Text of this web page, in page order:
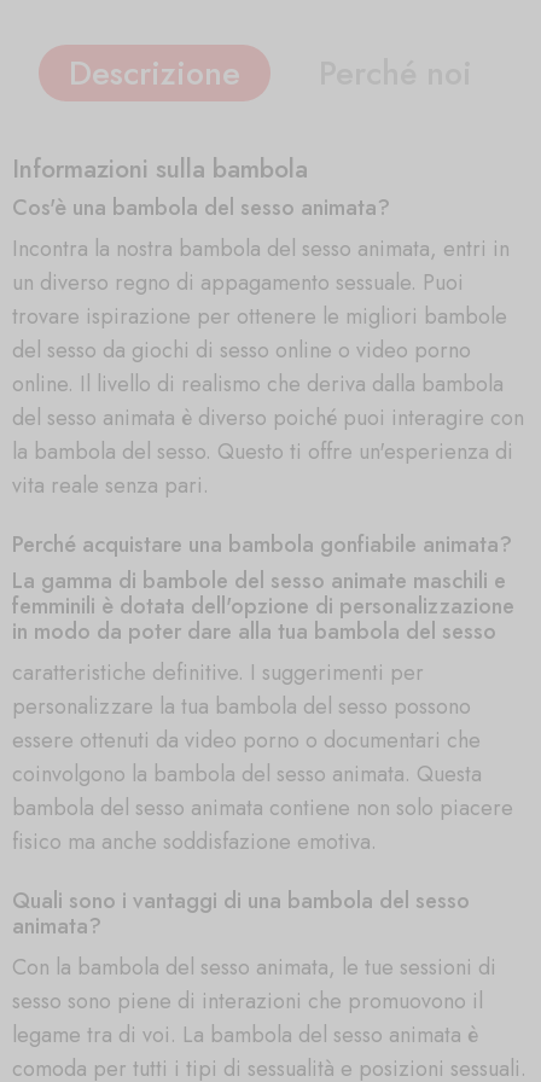
Descrizione
Informazioni sulla bambola
Cos'è una bambola del sesso animata?
Incontra la nostra bambola del sesso animata, entri in
un diverso regno di appagamento sessuale. Puoi
trovare ispirazione per ottenere le migliori bambole
del sesso da giochi di sesso online o video porno
online. Il livello di realismo che deriva dalla bambola
del sesso animata è diverso poiché puoi interagire con
la bambola del sesso. Questo ti offre un'esperienza di
vita reale senza pari.
Perché acquistare una bambola gonfiabile animata?
La gamma di bambole del sesso animate maschili e
femminili è dotata dell'opzione di personalizzazione
in modo da poter dare alla tua bambola del sesso
caratteristiche definitive. I suggerimenti per
personalizzare la tua bambola del sesso possono
essere ottenuti da video porno o documentari che
coinvolgono la bambola del sesso animata. Questa
bambola del sesso animata contiene non solo piacere
fisico ma anche soddisfazione emotiva.
Quali sono i vantaggi di una bambola del sesso
animata?
Con la bambola del sesso animata, le tue sessioni di
sesso sono piene di interazioni che promuovono il
legame tra di voi. La bambola del sesso animata è
comoda per tutti i tipi di sessualità e posizioni sessuali.